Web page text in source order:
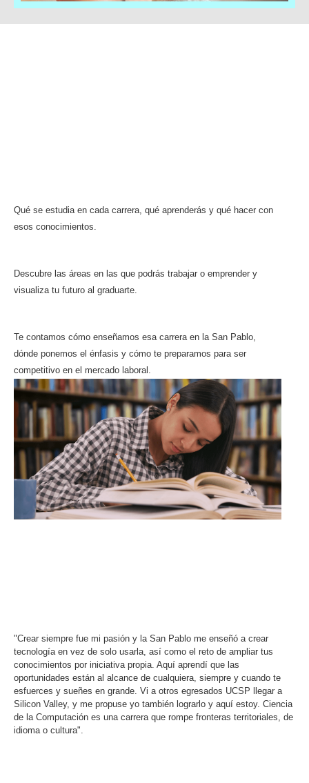
Qué se estudia en cada carrera, qué aprenderás y qué hacer con
esos conocimientos.
Descubre las áreas en las que podrás trabajar o emprender y
visualiza tu futuro al graduarte.
Te contamos cómo enseñamos esa carrera en la San Pablo,
dónde ponemos el énfasis y cómo te preparamos para ser
competitivo en el mercado laboral.
"Crear siempre fue mi pasión y la San Pablo me enseñó a crear
tecnología en vez de solo usarla, así como el reto de ampliar tus
conocimientos por iniciativa propia. Aquí aprendí que las
oportunidades están al alcance de cualquiera, siempre y cuando te
esfuerces y sueñes en grande. Vi a otros egresados UCSP llegar a
Silicon Valley, y me propuse yo también lograrlo y aquí estoy. Ciencia
de la Computación es una carrera que rompe fronteras territoriales, de
idioma o cultura".